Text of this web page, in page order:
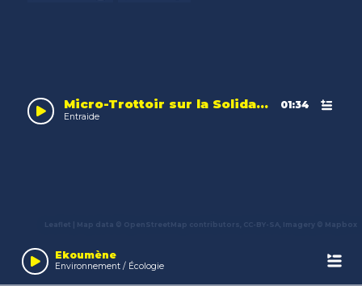
Micro-Trottoir sur la Solidarité
Entraide
01:34
Leaflet | Map data © OpenStreetMap contributors, CC-BY-SA , Imagery © Mapbox
Player
Ekoumène
Environnement / Écologie